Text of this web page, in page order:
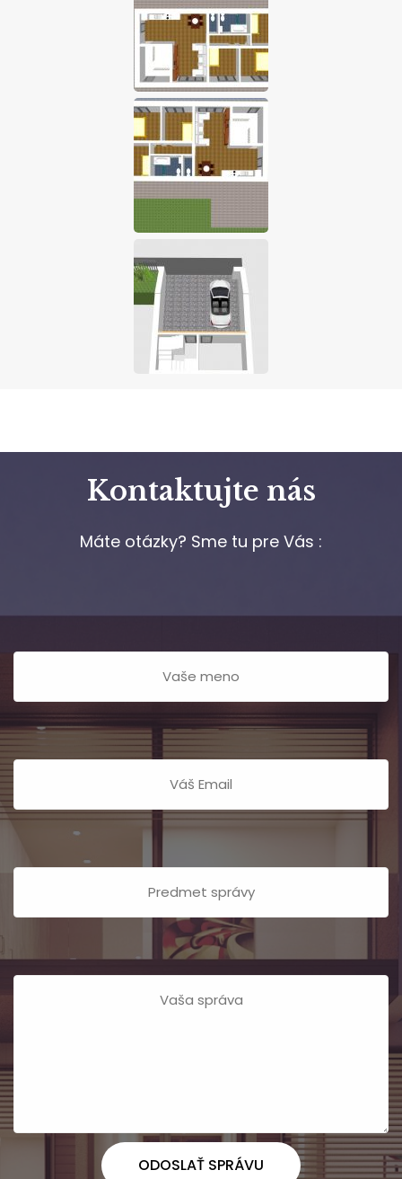
Kontaktujte nás
Máte otázky? Sme tu pre Vás :
ODOSLAŤ SPRÁVU